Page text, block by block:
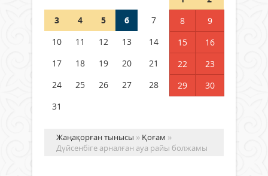
Германия аптап ыстыққа
бастады
04 тамыз 2026 ж.
3
4 5 6 7 8
9
10
11 12 13 14 15
16
17
18 19 20 21 22
23
24
25 26 27 28 29
30
31
Жаңақорған тынысы » Қоғам »
Дүйсенбіге арналған ауа райы болжамы